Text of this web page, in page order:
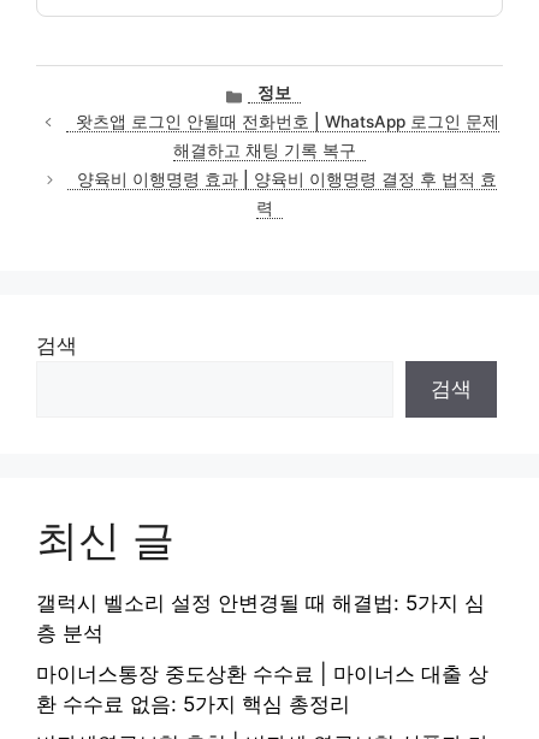
카
테
고
리
정보
왓츠앱 로그인 안될때 전화번호 | WhatsApp 로그인 문제
해결하고 채팅 기록 복구
양육비 이행명령 효과 | 양육비 이행명령 결정 후 법적 효
력
검색
검색
최신 글
갤럭시 벨소리 설정 안변경될 때 해결법: 5가지 심
층 분석
마이너스통장 중도상환 수수료 | 마이너스 대출 상
환 수수료 없음: 5가지 핵심 총정리